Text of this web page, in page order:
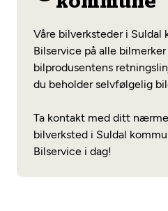
Se alle (52)
Les mer
Fritt verkstedvalg
Lønnsomt valg
Mobilitetsgaranti
Opprett en
Våre bilverksteder i Suldal
Bilservice på alle
bilprodusentens
du beholder selvfølgelig
Ta kontakt med ditt
bilverksted i Suldal
Bilservice i dag!